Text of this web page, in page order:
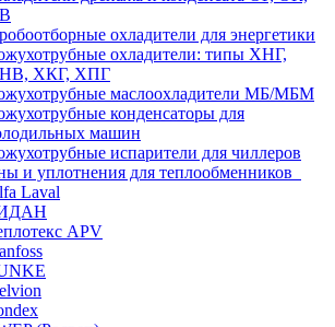
охладители для энергетики
охладители: типы ХНГ,
ХКГ, ХПГ
маслоохладители МБ/МБМ
конденсаторы для
машин
испарители для чиллеров
и уплотнения для теплообменников
Laval
APV